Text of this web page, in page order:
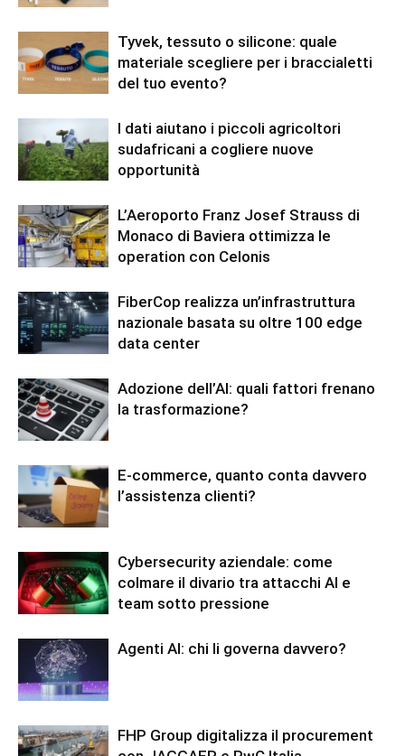
Tyvek, tessuto o silicone: quale
materiale scegliere per i braccialetti
del tuo evento?
I dati aiutano i piccoli agricoltori
sudafricani a cogliere nuove
opportunità
L’Aeroporto Franz Josef Strauss di
Monaco di Baviera ottimizza le
operation con Celonis
FiberCop realizza un’infrastruttura
nazionale basata su oltre 100 edge
data center
Adozione dell’AI: quali fattori frenano
la trasformazione?
E-commerce, quanto conta davvero
l’assistenza clienti?
Cybersecurity aziendale: come
colmare il divario tra attacchi AI e
team sotto pressione
Agenti AI: chi li governa davvero?
FHP Group digitalizza il procurement